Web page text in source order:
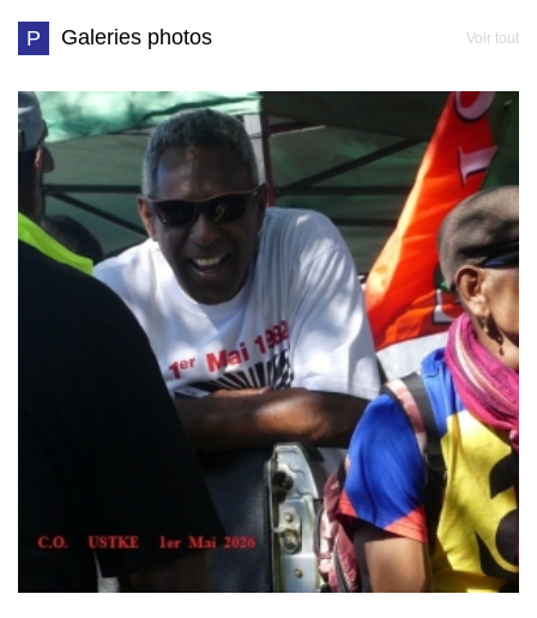
P Galeries photos Voir tout